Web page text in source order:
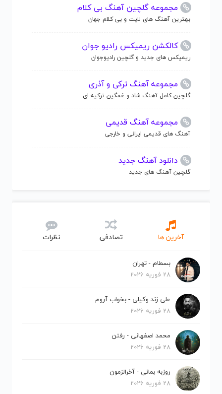
مجموعه گلچین آهنگ بی کلام
بهترین آهنگ های لایت و بی کلام جهان
کالکشن ریمیکس رادیو جوان
ریمیکس های جدید و گلچین رادیوجوان
مجموعه آهنگ ترکی و آذری
گلچین کامل آهنگ شاد و غمگین ترکیه ای
مجموعه آهنگ قدیمی
آهنگ های قدیمی ایرانی و خارجی
دانلود آهنگ جدید
گلچین آهنگ های جدید
آخرین ها تصادفی نظرات
بسطام - تهران
28 فوریه 2026
علی زند وکیلی - بخواب آروم
28 فوریه 2026
محمد اصفهانی - رفتن
28 فوریه 2026
روزبه بمانی - آخرالزمون
28 فوریه 2026